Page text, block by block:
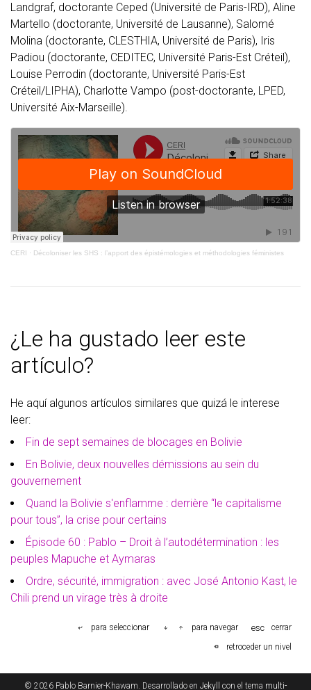
Landgraf, doctorante Ceped (Université de Paris-IRD), Aline
Martello (doctorante, Université de Lausanne), Salomé
Molina (doctorante, CLESTHIA, Université de Paris), Iris
Padiou (doctorante, CEDITEC, Université Paris-Est Créteil),
Louise Perrodin (doctorante, Université Paris-Est
Créteil/LIPHA), Charlotte Vampo (post-doctorante, LPED,
Université Aix-Marseille).
CERI · Décoloniser les SHS : l’apport des épistémologies et méthodologies féministes
¿Le ha gustado leer este
artículo?
He aquí algunos artículos similares que quizá le interese
leer:
Fin de sept semaines de blocages en Bolivie
En Bolivie, deux nouvelles démissions au sein du
gouvernement
Quand la Bolivie s'enflamme : derrière “le capitalisme
pour tous”, la crise pour certains
Épisode 60 : Pablo – Droit à l’autodétermination : les
peuples Mapuche et Aymaras
Ordre, sécurité, immigration : avec José Antonio Kast, le
Chili prend un virage très à droite
© 2026 Pablo Barnier-Khawam. Desarrollado en Jekyll con el tema multi-
para seleccionar para navegar esc
cerrar
retroceder un nivel